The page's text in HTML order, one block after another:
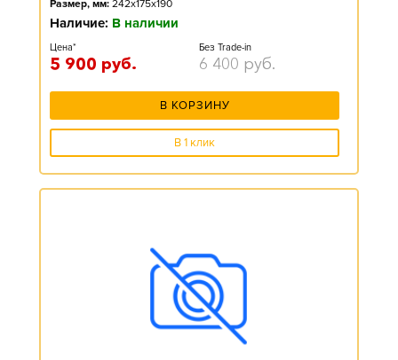
Размер, мм: 242x175x190
Наличие: В наличии
Цена*
5 900 руб.
Без Trade-in
6 400 руб.
В КОРЗИНУ
В 1 клик